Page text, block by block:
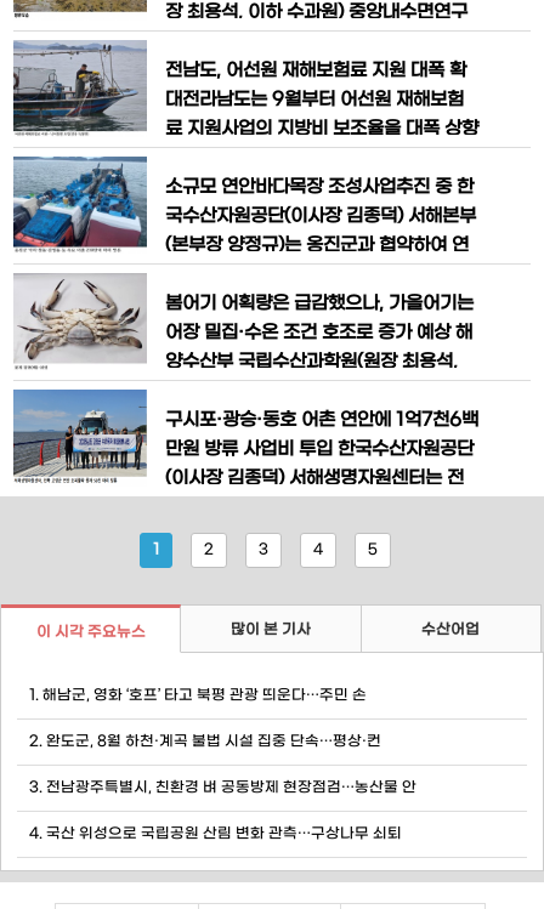
화에 관한 정부 간 협의체(IPCC) 제63
로 산정하는 지침에 합의했다. 아울러 국
제 기후변화 협상의 주
장 최용석, 이하 수과원) 중앙내수면연구
역에서 멸종위기종*인 어름치 3천 마리와
감돌고기 2천 마리를 방류했다고 밝혔다.
* 국내 멸종위기종: 총 282종이 지정되어
급 18종) 어름치(천연기념물 제259호,
멸종위기 Ⅱ급)와
전남도, 어선원 재해보험료 지원 대폭 확
대전라남도는 9월부터 어선원 재해보험
료 지원사업의 지방비 보조율을 대폭 상향
근해 어선의 보험료 부담을 완화해 어선원
보호를 강화하고 어업경영 안정을 도모하
기 위한 것이다. 어선원 재해보험은 어선
나 질병, 사망 등 예기치 못한 사고를 보상
하는 정부 정책보험이다. ‘어선원 및
소규모 연안바다목장 조성사업추진 중 한
국수산자원공단(이사장 김종덕) 서해본부
(본부장 양정규)는 옹진군과 협약하여 연
고, 수산자원 회복 및 어업인의 소득 증대
를 위해 소규모 연안바다목장 조성사업의
기본계획을 수립하여 2023년부터 202
업’을 추진 중에 있다. 최근 해양수산부 통
계자료에 따르면 우리나라 연근해 어업 생
봄어기 어획량은 급감했으나, 가을어기는
어장 밀집·수온 조건 호조로 증가 예상 해
양수산부 국립수산과학원(원장 최용석,
어획량**이 지난해 가을(7,885톤) 대비
약 104~140% 증가할 것으로 전망하였
다.(최근 5년 평균 11,539톤의 71~95%
어기: 8월 21일~11월30일 ** 서해 가을
어기
구시포·광승·동호 어촌 연안에 1억7천6백
만원 방류 사업비 투입 한국수산자원공단
(이사장 김종덕) 서해생명자원센터는 전
증대시키고 어업소득 창출과 지역경제 활
성화를 위하여 지난 8월 1일 사업비 176
91,415마리를 방류하였다. 조피볼락 방
류장소는 고창 내 13개 어촌계 연안 중 대
1 2 3 4 5
이 시각 주요뉴스 많이 본 기사 수산어업
1. 해남군, 영화 ‘호프’ 타고 북평 관광 띄운다…주민 손
2. 완도군, 8월 하천·계곡 불법 시설 집중 단속…평상·컨
3. 전남광주특별시, 친환경 벼 공동방제 현장점검…농산물 안
4. 국산 위성으로 국립공원 산림 변화 관측…구상나무 쇠퇴